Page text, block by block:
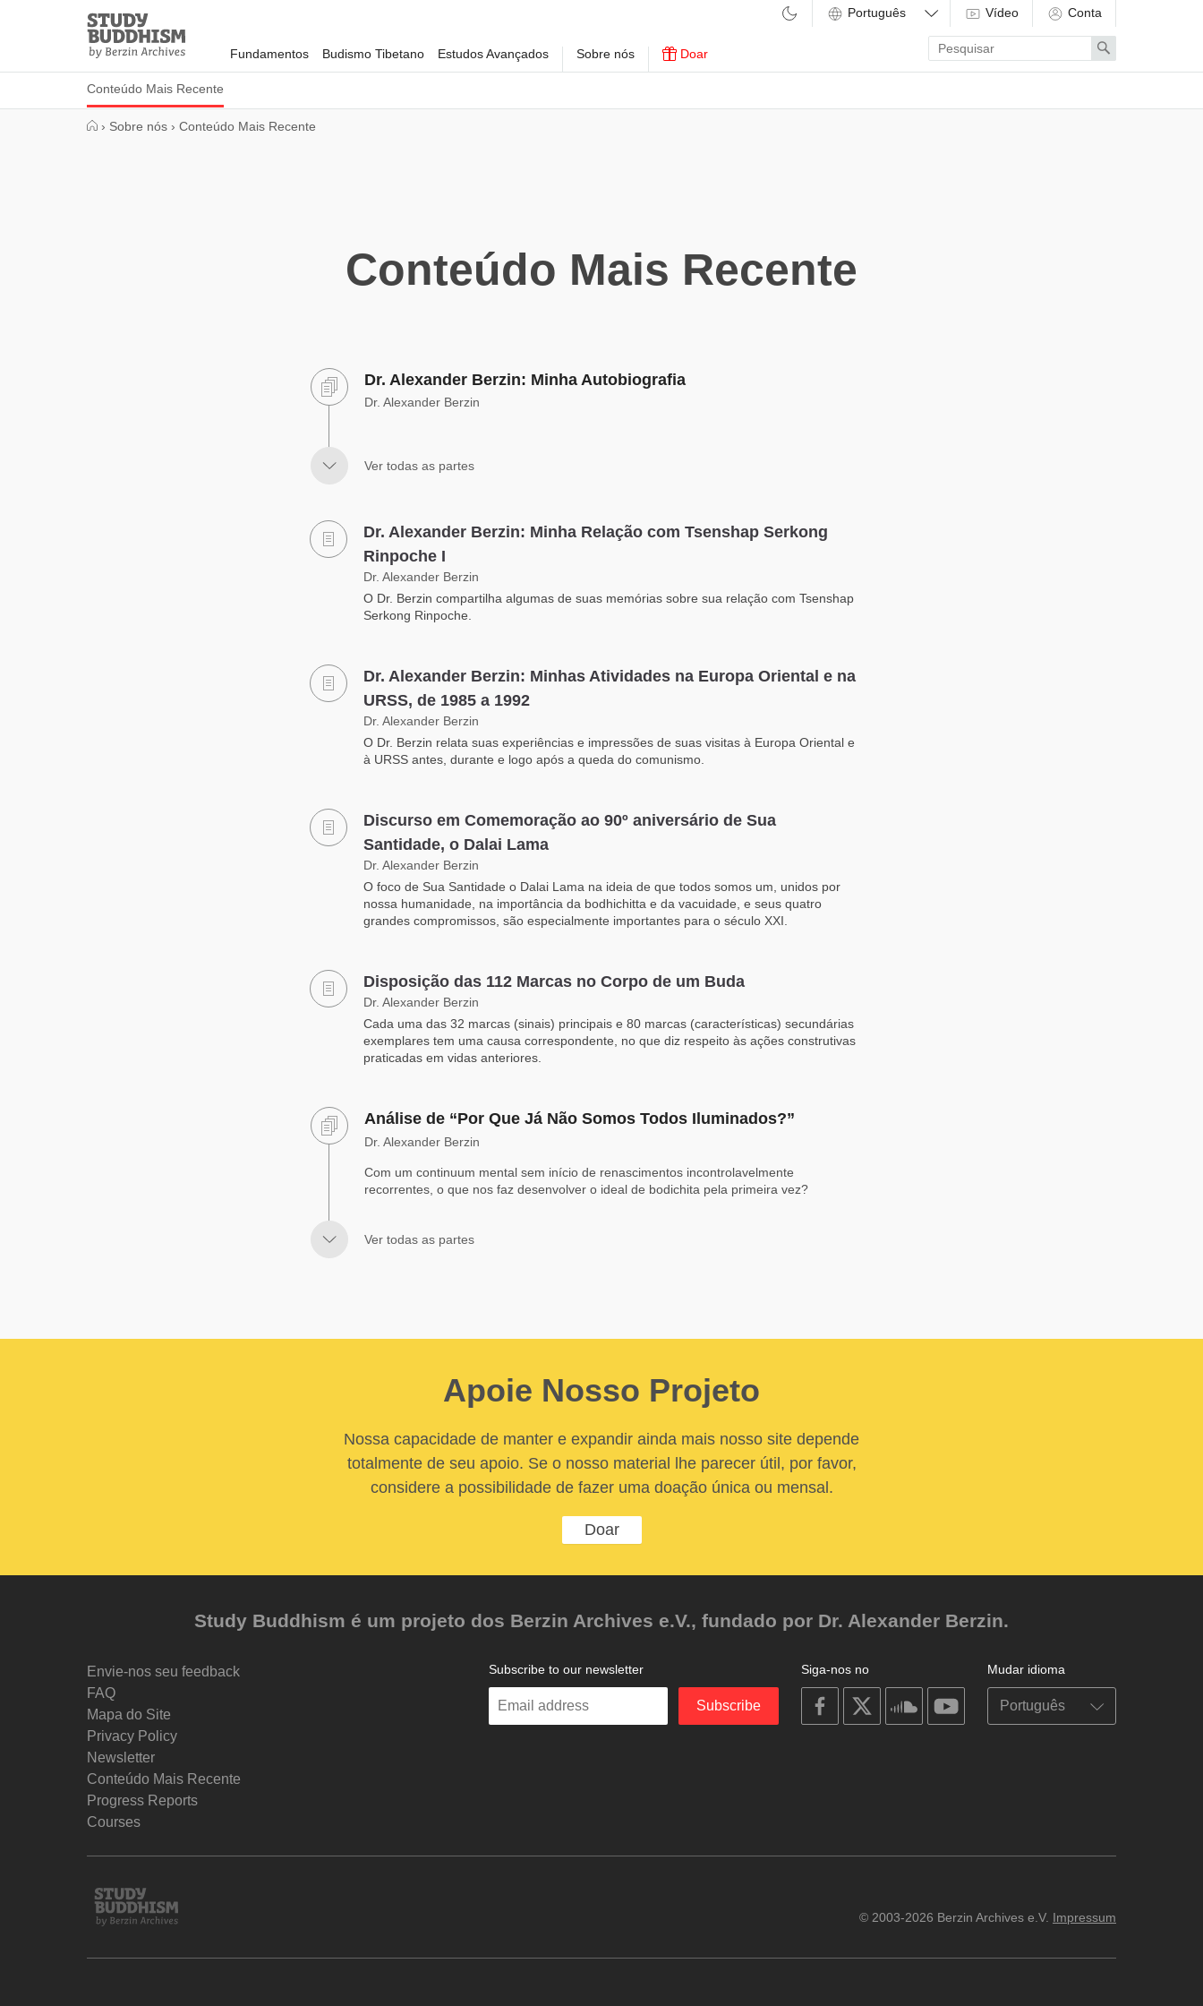
Study
Buddhism
Home
Fundamentos Budismo Tibetano Estudos Avançados Sobre nós
Conteúdo Mais Recente
Doar
Vídeo Conta
Enter
search
term
Search
› Sobre nós › Conteúdo Mais Recente
Conteúdo Mais Recente
Dr. Alexander Berzin: Minha Autobiografia
Dr. Alexander Berzin
Ver todas as partes
Dr. Alexander Berzin: Minha Relação com Tsenshap Serkong
Rinpoche I
Dr. Alexander Berzin
O Dr. Berzin compartilha algumas de suas memórias sobre sua relação com Tsenshap
Serkong Rinpoche.
Dr. Alexander Berzin: Minhas Atividades na Europa Oriental e na
URSS, de 1985 a 1992
Dr. Alexander Berzin
O Dr. Berzin relata suas experiências e impressões de suas visitas à Europa Oriental e
à URSS antes, durante e logo após a queda do comunismo.
Discurso em Comemoração ao 90º aniversário de Sua
Santidade, o Dalai Lama
Dr. Alexander Berzin
O foco de Sua Santidade o Dalai Lama na ideia de que todos somos um, unidos por
nossa humanidade, na importância da bodhichitta e da vacuidade, e seus quatro
grandes compromissos, são especialmente importantes para o século XXI.
Disposição das 112 Marcas no Corpo de um Buda
Dr. Alexander Berzin
Cada uma das 32 marcas (sinais) principais e 80 marcas (características) secundárias
exemplares tem uma causa correspondente, no que diz respeito às ações construtivas
praticadas em vidas anteriores.
Análise de “Por Que Já Não Somos Todos Iluminados?”
Dr. Alexander Berzin
Com um continuum mental sem início de renascimentos incontrolavelmente
recorrentes, o que nos faz desenvolver o ideal de bodichita pela primeira vez?
Ver todas as partes
Apoie Nosso Projeto
Nossa capacidade de manter e expandir ainda mais nosso site depende
totalmente de seu apoio. Se o nosso material lhe parecer útil, por favor,
considere a possibilidade de fazer uma doação única ou mensal.
Doar
Study Buddhism é um projeto dos Berzin Archives e.V., fundado por Dr. Alexander Berzin.
Envie-nos seu feedback
FAQ
Mapa do Site
Privacy Policy
Newsletter
Conteúdo Mais Recente
Progress Reports
Courses
Mudar idioma
Siga-nos no
on
facebook
soundcloudyoutube
Subscribe to our newsletter
Enter
Subscribe
Study
Buddhism
© 2003-2026 Berzin Archives e.V. Impressum